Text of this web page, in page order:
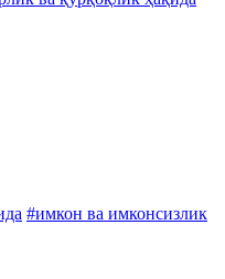
#имкон ва имконсизлик